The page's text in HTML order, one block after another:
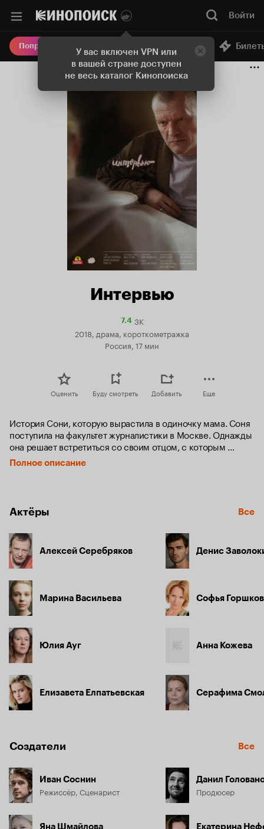
У вас включен VPN или
в вашей стране доступен
не весь каталог Кинопоиска
Войти
Попробовать Плюс Онлайн-кинотеатр
Интервью
7.4Рейтинг
7.4
3K
2018, драма, короткометражка
Россия, 17 мин
Оценить Буду смотреть Добавить Еще
История Сони, которую вырастила в одиночку мама. Соня
поступила на факультет журналистики в Москве. Однажды
она решает встретиться со своим отцом, с которым
никогда раньше не виделась, и взять у него интервью под
видом журналиста, чтобы получить ответы на давно
Полное описание
Актёры Все
Алексей Серебряков
Марина Васильева
Юлия Ауг
Елизавета Елпатьевская
Денис
Софья
Анна Кожева
Серафима
Создатели Все
Иван Соснин
Режиссёр, Сценарист
Яна Шмайлова
Данил
Продюсер
Екатерина